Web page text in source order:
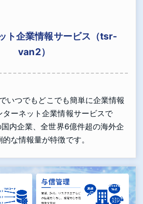
ト企業情報サービス（tsr-
van2）
いつでもどこでも簡単に企業情報
ターネット企業情報サービスで
内企業、全世界6億件超の海外企
な情報量が特徴です。